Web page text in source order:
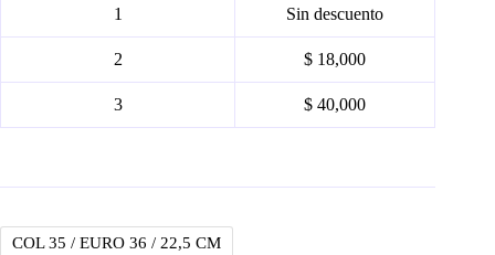
1 Sin descuento
2 $ 18,000
3 $ 40,000
COL 35 / EURO 36 / 22,5 CM